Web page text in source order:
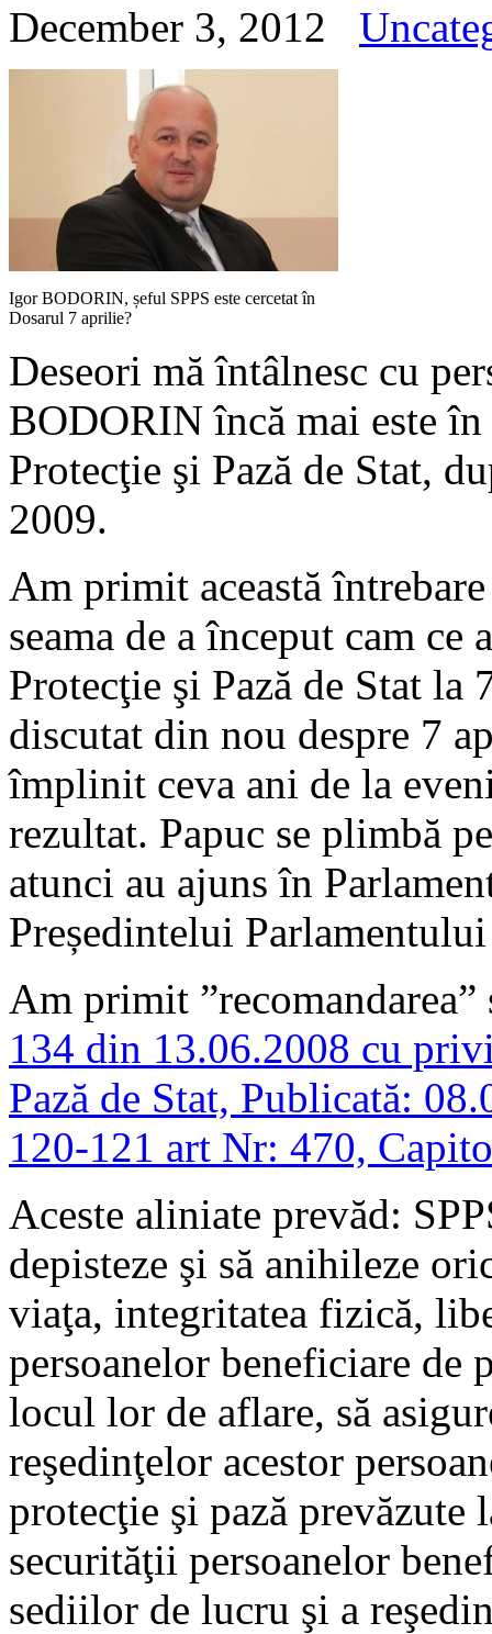
December 3, 2012
Igor BODORIN, șeful SPPS este cercetat în
Dosarul 7 aprilie?
Deseori mă întâlnesc cu
BODORIN încă mai este
Protecţie şi Pază de Stat,
2009.
Am primit această
seama de a început cam
Protecţie şi Pază de Stat la
discutat din nou despre 7
împlinit ceva ani de la
rezultat. Papuc se plimbă
atunci au ajuns în
Președintelui
Am primit
134 din 13.06.2008 cu
Pază de Stat, Publicată:
120-121 art Nr: 470,
Aceste aliniate prevăd:
depisteze şi să anihileze
viaţa, integritatea fizică,
persoanelor beneficiare de
locul lor de aflare, să
reşedinţelor acestor
protecţie şi pază prevăzute
securităţii persoanelor
sediilor de lucru şi a